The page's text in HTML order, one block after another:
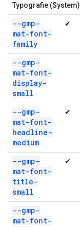
Typografie (System)
--gmp-
mat-font-
family
✔
--gmp-
mat-font-
display-
small
--gmp-
mat-font-
headline-
medium
✔
--gmp-
mat-font-
title-
small
✔
--gmp-
mat-font-